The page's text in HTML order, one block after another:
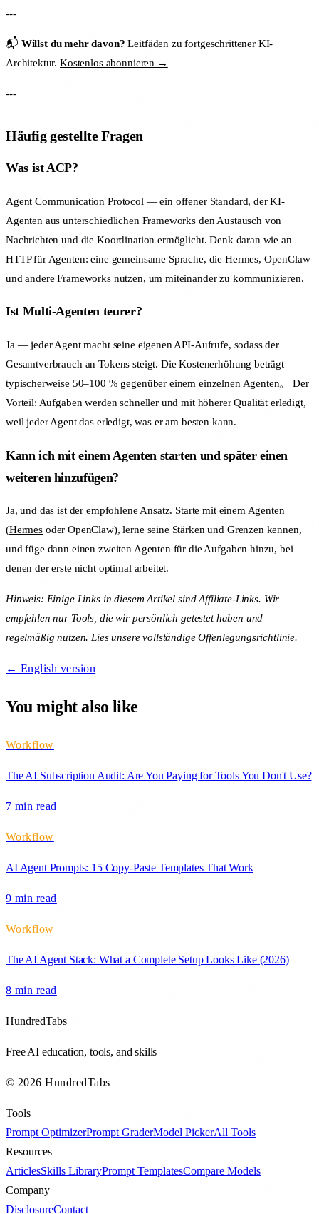
---
📬 Willst du mehr davon? Leitfäden zu fortgeschrittener KI-
Architektur.Kostenlos abonnieren →
---
Häufig gestellte Fragen
Was ist ACP?
Agent Communication Protocol — ein offener Standard, der KI-
Agenten aus unterschiedlichen Frameworks den Austausch von
Nachrichten und die Koordination ermöglicht. Denk daran wie an
HTTP für Agenten: eine gemeinsame Sprache, die Hermes, OpenClaw
und andere Frameworks nutzen, um miteinander zu kommunizieren.
Ist Multi-Agenten teurer?
Ja — jeder Agent macht seine eigenen API-Aufrufe, sodass der
Gesamtverbrauch an Tokens steigt. Die Kostenerhöhung beträgt
typischerweise 50–100 % gegenüber einem einzelnen Agenten。 Der
Vorteil: Aufgaben werden schneller und mit höherer Qualität erledigt,
weil jeder Agent das erledigt, was er am besten kann.
Kann ich mit einem Agenten starten und später einen
weiteren hinzufügen?
Ja, und das ist der empfohlene Ansatz. Starte mit einem Agenten
(Hermesoder OpenClaw), lerne seine Stärken und Grenzen kennen,
und füge dann einen zweiten Agenten für die Aufgaben hinzu, bei
denen der erste nicht optimal arbeitet.
Hinweis: Einige Links in diesem Artikel sind Affiliate-Links. Wir
empfehlen nur Tools, die wir persönlich getestet haben und
regelmäßig nutzen. Lies unserevollständige Offenlegungsrichtlinie.
← English version
You might also like
Workflow
The AI Subscription Audit: Are You Paying for Tools You Don't Use?
7 min read
Workflow
AI Agent Prompts: 15 Copy-Paste Templates That Work
9 min read
Workflow
The AI Agent Stack: What a Complete Setup Looks Like (2026)
8 min read
HundredTabs
Free AI education, tools, and skills
© 2026 HundredTabs
Tools
Prompt OptimizerPrompt GraderModel PickerAll Tools
Resources
ArticlesSkills LibraryPrompt TemplatesCompare Models
Company
DisclosureContact